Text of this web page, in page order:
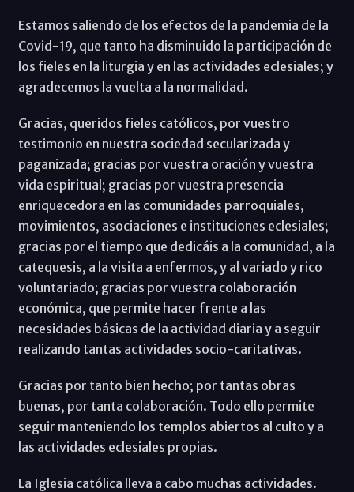
Estamos saliendo de los efectos de la pandemia de la
Covid-19, que tanto ha disminuido la participación de
los fieles en la liturgia y en las actividades eclesiales; y
agradecemos la vuelta a la normalidad.
Gracias, queridos fieles católicos, por vuestro
testimonio en nuestra sociedad secularizada y
paganizada; gracias por vuestra oración y vuestra
vida espiritual; gracias por vuestra presencia
enriquecedora en las comunidades parroquiales,
movimientos, asociaciones e instituciones eclesiales;
gracias por el tiempo que dedicáis a la comunidad, a la
catequesis, a la visita a enfermos, y al variado y rico
voluntariado; gracias por vuestra colaboración
económica, que permite hacer frente a las
necesidades básicas de la actividad diaria y a seguir
realizando tantas actividades socio-caritativas.
Gracias por tanto bien hecho; por tantas obras
buenas, por tanta colaboración. Todo ello permite
seguir manteniendo los templos abiertos al culto y a
las actividades eclesiales propias.
La Iglesia católica lleva a cabo muchas actividades.